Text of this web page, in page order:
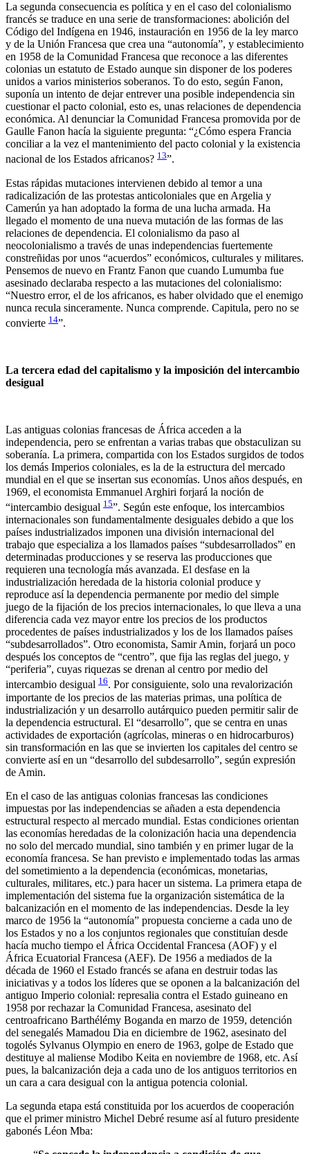
La segunda consecuencia es política y en el caso del colonialismo
francés se traduce en una serie de transformaciones: abolición del
Código del Indígena en 1946, instauración en 1956 de la ley marco
y de la Unión Francesa que crea una “autonomía”, y establecimiento
en 1958 de la Comunidad Francesa que reconoce a las diferentes
colonias un estatuto de Estado aunque sin disponer de los poderes
unidos a varios ministerios soberanos. To do esto, según Fanon,
suponía un intento de dejar entrever una posible independencia sin
cuestionar el pacto colonial, esto es, unas relaciones de dependencia
económica. Al denunciar la Comunidad Francesa promovida por de
Gaulle Fanon hacía la siguiente pregunta: “¿Cómo espera Francia
conciliar a la vez el mantenimiento del pacto colonial y la existencia
nacional de los Estados africanos? 13”.
Estas rápidas mutaciones intervienen debido al temor a una
radicalización de las protestas anticoloniales que en Argelia y
Camerún ya han adoptado la forma de una lucha armada. Ha
llegado el momento de una nueva mutación de las formas de las
relaciones de dependencia. El colonialismo da paso al
neocolonialismo a través de unas independencias fuertemente
constreñidas por unos “acuerdos” económicos, culturales y militares.
Pensemos de nuevo en Frantz Fanon que cuando Lumumba fue
asesinado declaraba respecto a las mutaciones del colonialismo:
“Nuestro error, el de los africanos, es haber olvidado que el enemigo
nunca recula sinceramente. Nunca comprende. Capitula, pero no se
convierte 14”.
La tercera edad del capitalismo y la imposición del intercambio
desigual
Las antiguas colonias francesas de África acceden a la
independencia, pero se enfrentan a varias trabas que obstaculizan su
soberanía. La primera, compartida con los Estados surgidos de todos
los demás Imperios coloniales, es la de la estructura del mercado
mundial en el que se insertan sus economías. Unos años después, en
1969, el economista Emmanuel Arghiri forjará la noción de
“intercambio desigual 15”. Según este enfoque, los intercambios
internacionales son fundamentalmente desiguales debido a que los
países industrializados imponen una división internacional del
trabajo que especializa a los llamados países “subdesarrollados” en
determinadas producciones y se reserva las producciones que
requieren una tecnología más avanzada. El desfase en la
industrialización heredada de la historia colonial produce y
reproduce así la dependencia permanente por medio del simple
juego de la fijación de los precios internacionales, lo que lleva a una
diferencia cada vez mayor entre los precios de los productos
procedentes de países industrializados y los de los llamados países
“subdesarrollados”. Otro economista, Samir Amin, forjará un poco
después los conceptos de “centro”, que fija las reglas del juego, y
“periferia”, cuyas riquezas se drenan al centro por medio del
intercambio desigual 16. Por consiguiente, solo una revalorización
importante de los precios de las materias primas, una política de
industrialización y un desarrollo autárquico pueden permitir salir de
la dependencia estructural. El “desarrollo”, que se centra en unas
actividades de exportación (agrícolas, mineras o en hidrocarburos)
sin transformación en las que se invierten los capitales del centro se
convierte así en un “desarrollo del subdesarrollo”, según expresión
de Amin.
En el caso de las antiguas colonias francesas las condiciones
impuestas por las independencias se añaden a esta dependencia
estructural respecto al mercado mundial. Estas condiciones orientan
las economías heredadas de la colonización hacia una dependencia
no solo del mercado mundial, sino también y en primer lugar de la
economía francesa. Se han previsto e implementado todas las armas
del sometimiento a la dependencia (económicas, monetarias,
culturales, militares, etc.) para hacer un sistema. La primera etapa de
implementación del sistema fue la organización sistemática de la
balcanización en el momento de las independencias. Desde la ley
marco de 1956 la “autonomía” propuesta concierne a cada uno de
los Estados y no a los conjuntos regionales que constituían desde
hacía mucho tiempo el África Occidental Francesa (AOF) y el
África Ecuatorial Francesa (AEF). De 1956 a mediados de la
década de 1960 el Estado francés se afana en destruir todas las
iniciativas y a todos los líderes que se oponen a la balcanización del
antiguo Imperio colonial: represalia contra el Estado guineano en
1958 por rechazar la Comunidad Francesa, asesinato del
centroafricano Barthélémy Boganda en marzo de 1959, detención
del senegalés Mamadou Dia en diciembre de 1962, asesinato del
togolés Sylvanus Olympio en enero de 1963, golpe de Estado que
destituye al maliense Modibo Keita en noviembre de 1968, etc. Así
pues, la balcanización deja a cada uno de los antiguos territorios en
un cara a cara desigual con la antigua potencia colonial.
La segunda etapa está constituida por los acuerdos de cooperación
que el primer ministro Michel Debré resume así al futuro presidente
gabonés Léon Mba: